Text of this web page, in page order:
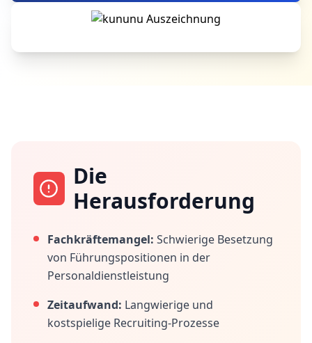
Die
Herausforderung
Fachkräftemangel: Schwierige Besetzung
von Führungspositionen in der
Personaldienstleistung
Zeitaufwand: Langwierige und
kostspielige Recruiting-Prozesse